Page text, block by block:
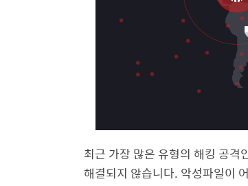
최근 가장 많은 유형의 해킹 공격
해결되지 않습니다. 악성파일이